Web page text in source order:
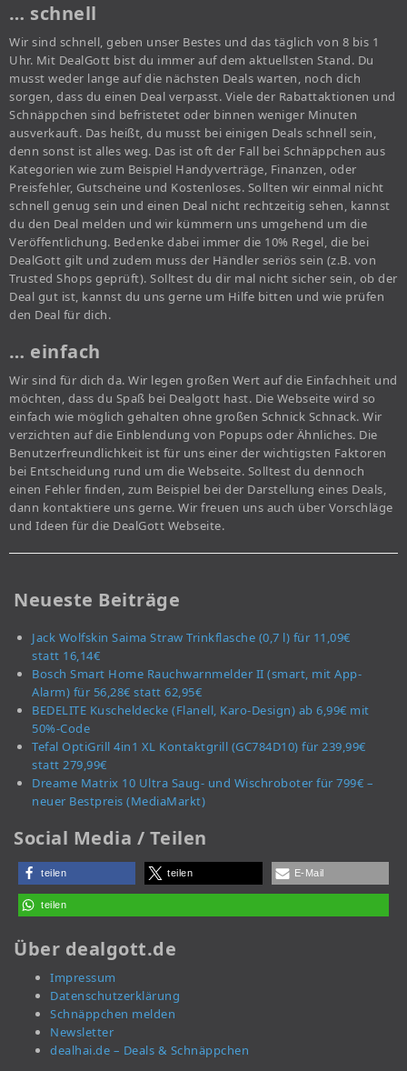
… schnell
Wir sind schnell, geben unser Bestes und das täglich von 8 bis 1
Uhr. Mit DealGott bist du immer auf dem aktuellsten Stand. Du
musst weder lange auf die nächsten Deals warten, noch dich
sorgen, dass du einen Deal verpasst. Viele der Rabattaktionen und
Schnäppchen sind befristetet oder binnen weniger Minuten
ausverkauft. Das heißt, du musst bei einigen Deals schnell sein,
denn sonst ist alles weg. Das ist oft der Fall bei Schnäppchen aus
Kategorien wie zum Beispiel Handyverträge, Finanzen, oder
Preisfehler, Gutscheine und Kostenloses. Sollten wir einmal nicht
schnell genug sein und einen Deal nicht rechtzeitig sehen, kannst
du den Deal melden und wir kümmern uns umgehend um die
Veröffentlichung. Bedenke dabei immer die 10% Regel, die bei
DealGott gilt und zudem muss der Händler seriös sein (z.B. von
Trusted Shops geprüft). Solltest du dir mal nicht sicher sein, ob der
Deal gut ist, kannst du uns gerne um Hilfe bitten und wie prüfen
den Deal für dich.
… einfach
Wir sind für dich da. Wir legen großen Wert auf die Einfachheit und
möchten, dass du Spaß bei Dealgott hast. Die Webseite wird so
einfach wie möglich gehalten ohne großen Schnick Schnack. Wir
verzichten auf die Einblendung von Popups oder Ähnliches. Die
Benutzerfreundlichkeit ist für uns einer der wichtigsten Faktoren
bei Entscheidung rund um die Webseite. Solltest du dennoch
einen Fehler finden, zum Beispiel bei der Darstellung eines Deals,
dann kontaktiere uns gerne. Wir freuen uns auch über Vorschläge
und Ideen für die DealGott Webseite.
Neueste Beiträge
Jack Wolfskin Saima Straw Trinkflasche (0,7 l) für 11,09€
statt 16,14€
Bosch Smart Home Rauchwarnmelder II (smart, mit App-
Alarm) für 56,28€ statt 62,95€
BEDELITE Kuscheldecke (Flanell, Karo-Design) ab 6,99€ mit
50%-Code
Tefal OptiGrill 4in1 XL Kontaktgrill (GC784D10) für 239,99€
statt 279,99€
Dreame Matrix 10 Ultra Saug- und Wischroboter für 799€ –
neuer Bestpreis (MediaMarkt)
Social Media / Teilen
teilen teilen E-Mail
teilen
Über dealgott.de
Impressum
Datenschutzerklärung
Schnäppchen melden
Newsletter
dealhai.de – Deals & Schnäppchen